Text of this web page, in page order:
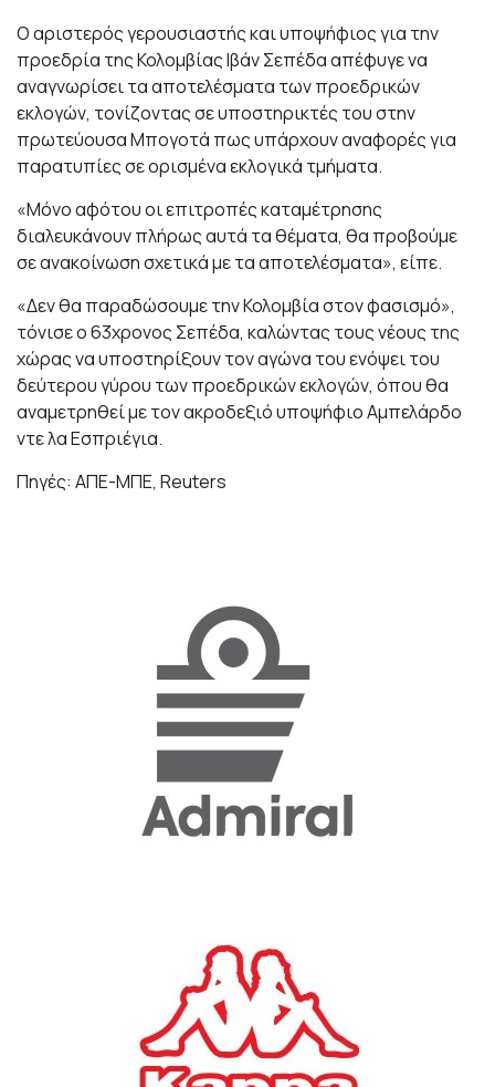
Ο αριστερός γερουσιαστής και υποψήφιος για την
προεδρία της Κολομβίας Ιβάν Σεπέδα απέφυγε να
αναγνωρίσει τα αποτελέσματα των προεδρικών
εκλογών, τονίζοντας σε υποστηρικτές του στην
πρωτεύουσα Μπογοτά πως υπάρχουν αναφορές για
παρατυπίες σε ορισμένα εκλογικά τμήματα.
«Μόνο αφότου οι επιτροπές καταμέτρησης
διαλευκάνουν πλήρως αυτά τα θέματα, θα προβούμε
σε ανακοίνωση σχετικά με τα αποτελέσματα», είπε.
«Δεν θα παραδώσουμε την Κολομβία στον φασισμό»,
τόνισε ο 63χρονος Σεπέδα, καλώντας τους νέους της
χώρας να υποστηρίξουν τον αγώνα του ενόψει του
δεύτερου γύρου των προεδρικών εκλογών, όπου θα
αναμετρηθεί με τον ακροδεξιό υποψήφιο Αμπελάρδο
ντε λα Εσπριέγια.
Πηγές: ΑΠΕ-ΜΠΕ, Reuters